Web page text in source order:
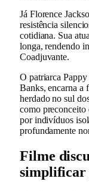
Já Florence
resistência
cotidiana. Sua
longa, rendendo
Coadjuvante.
O patriarca
Banks, encarna a
herdado no sul
como preconceito
por indivíduos
profundamente
Filme
simplificar